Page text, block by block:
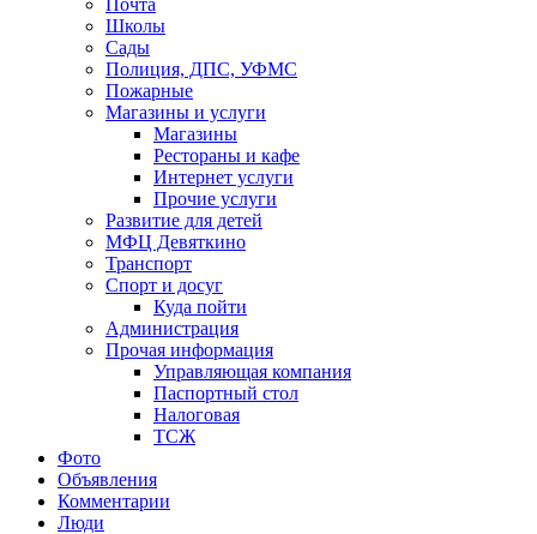
Почта
Школы
Сады
Полиция, ДПС, УФМС
Пожарные
Магазины и услуги
Магазины
Рестораны и кафе
Интернет услуги
Прочие услуги
Развитие для детей
МФЦ Девяткино
Транспорт
Спорт и досуг
Куда пойти
Администрация
Прочая информация
Управляющая компания
Паспортный стол
Налоговая
ТСЖ
Фото
Объявления
Комментарии
Люди